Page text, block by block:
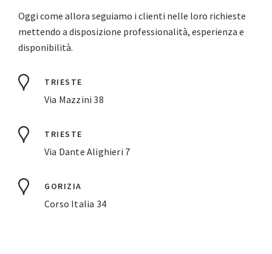
Oggi come allora seguiamo i clienti nelle loro richieste
mettendo a disposizione professionalità, esperienza e
disponibilità.
TRIESTE
Via Mazzini 38
TRIESTE
Via Dante Alighieri 7
GORIZIA
Corso Italia 34